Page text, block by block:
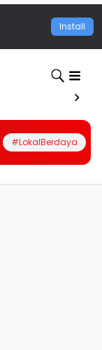
Install
#LokalBerdaya